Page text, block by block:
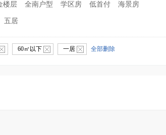
楼层 全南户型 学区房 低首付 海景房
五居
60㎡以下 一居 全部删除